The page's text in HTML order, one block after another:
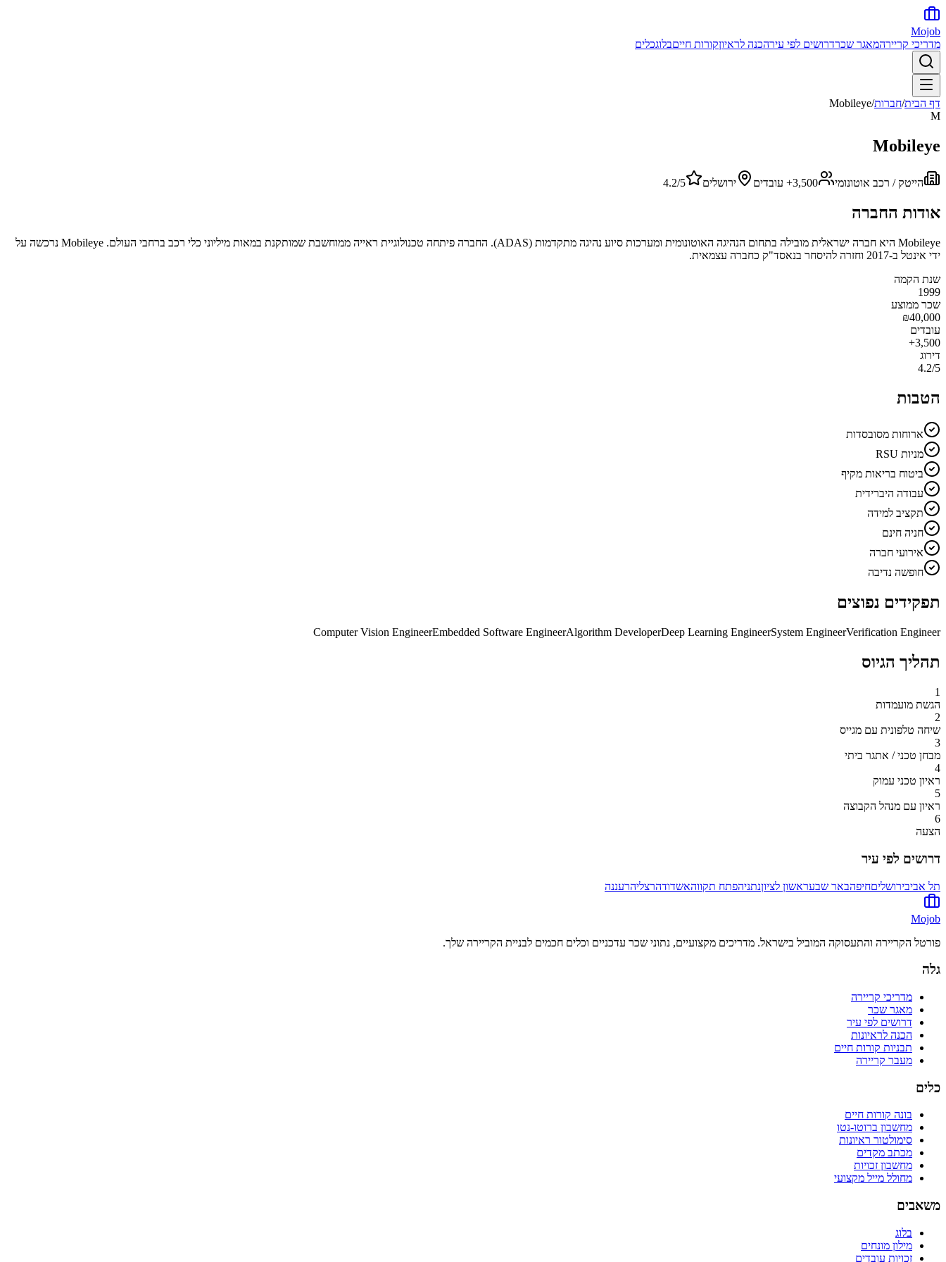
Mojob
מדריכי קריירהמאגר שכרדרושים לפי עירהכנה לראיוןקורות חייםבלוגכלים
דף הבית/חברות/
Mobileye
M
Mobileye
הייטק / רכב אוטונומי 3,500+ עובדים ירושלים 4.2/5
אודות החברה
Mobileye היא חברה ישראלית מובילה בתחום הנהיגה האוטונומית ומערכות סיוע נהיגה מתקדמות (ADAS). החברה פיתחה טכנולוגיית ראייה ממוחשבת שמותקנת במאות מיליוני כלי רכב ברחבי העולם. Mobileye נרכשה על
ידי אינטל ב-2017 וחזרה להיסחר בנאסד"ק כחברה עצמאית.
שנת הקמה
1999
שכר ממוצע
₪40,000
עובדים
3,500+
דירוג
4.2/5
הטבות
ארוחות מסובסדות
מניות RSU
ביטוח בריאות מקיף
עבודה היברידית
תקציב למידה
חניה חינם
אירועי חברה
חופשה נדיבה
תפקידים נפוצים
Computer Vision EngineerEmbedded Software EngineerAlgorithm DeveloperDeep Learning EngineerSystem EngineerVerification Engineer
תהליך הגיוס
1
הגשת מועמדות
2
שיחה טלפונית עם מגייס
3
מבחן טכני / אתגר ביתי
4
ראיון טכני עמוק
5
ראיון עם מנהל הקבוצה
6
הצעה
דרושים לפי עיר
תל אביבירושליםחיפהבאר שבעראשון לציוןנתניהפתח תקווהאשדודהרצליהרעננה
Mojob
פורטל הקריירה והתעסוקה המוביל בישראל. מדריכים מקצועיים, נתוני שכר עדכניים וכלים חכמים לבניית הקריירה שלך.
גלה
מדריכי קריירה
מאגר שכר
דרושים לפי עיר
הכנה לראיונות
תבניות קורות חיים
מעבר קריירה
כלים
בונה קורות חיים
מחשבון ברוטו-נטו
סימולטור ראיונות
מכתב מקדים
מחשבון זכויות
מחולל מייל מקצועי
משאבים
בלוג
מילון מונחים
זכויות עובדים